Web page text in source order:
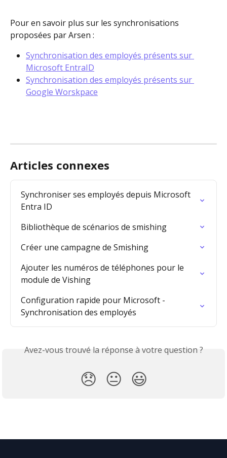
Pour en savoir plus sur les synchronisations
proposées par Arsen :
Synchronisation des employés présents sur
Microsoft EntraID
Synchronisation des employés présents sur
Google Worskpace
Articles connexes
Synchroniser ses employés depuis Microsoft
Entra ID
Bibliothèque de scénarios de smishing
Créer une campagne de Smishing
Ajouter les numéros de téléphones pour le
module de Vishing
Configuration rapide pour Microsoft -
Synchronisation des employés
Avez-vous trouvé la réponse à votre question ?
😞 😐 😃